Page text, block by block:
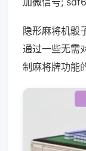
隐形麻将机骰
通过一些无需
制麻将牌功能